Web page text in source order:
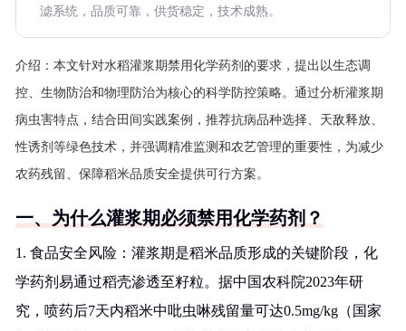
滤系统，品质可靠，供货稳定，技术成熟。
介绍： 本文针对水稻灌浆期禁用化学药剂的要求，提出以生态调
控、生物防治和物理防治为核心的科学防控策略。通过分析灌浆期
病虫害特点，结合田间实践案例，推荐抗病品种选择、天敌释放、
性诱剂等绿色技术，并强调精准监测和农艺管理的重要性，为减少
农药残留、保障稻米品质安全提供可行方案。
一、为什么灌浆期必须禁用化学药剂？
1. 食品安全风险：灌浆期是稻米品质形成的关键阶段，化
学药剂易通过稻壳渗透至籽粒。据中国农科院2023年研
究，喷药后7天内稻米中吡虫啉残留量可达0.5mg/kg（国家